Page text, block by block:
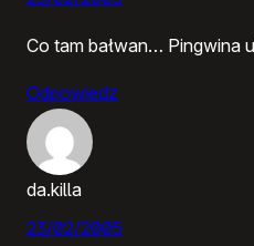
Co tam bałwan… Pingwina
Odpowiedz
da.killa
23/02/2005